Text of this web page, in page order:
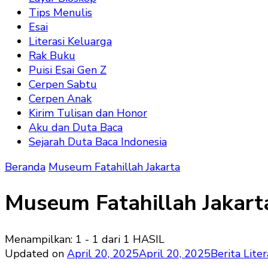
Tips Menulis
Esai
Literasi Keluarga
Rak Buku
Puisi Esai Gen Z
Cerpen Sabtu
Cerpen Anak
Kirim Tulisan dan Honor
Aku dan Duta Baca
Sejarah Duta Baca Indonesia
Beranda Museum Fatahillah Jakarta
Museum Fatahillah
Menampilkan: 1 - 1 dari 1 HASIL
Updated on April 20, 2025April 20, 2025Berita